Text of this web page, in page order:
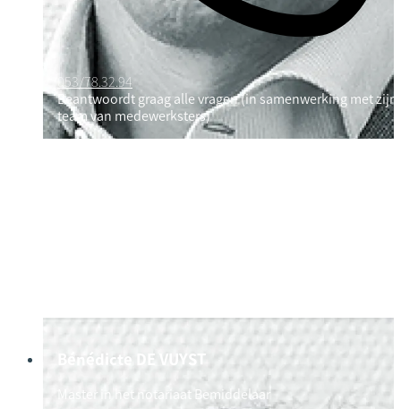
053/78.32.94
Beantwoordt graag alle vragen (in samenwerking met zijn
team van medewerksters)
Bénédicte DE VUYST
Master in het notariaat Bemiddelaar